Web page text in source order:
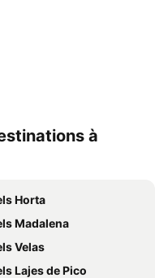
à
Horta
Madalena
Velas
Lajes de Pico